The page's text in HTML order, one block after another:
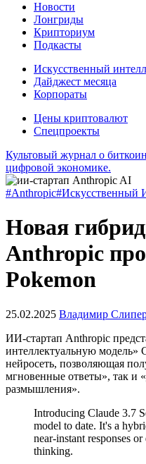
Новости
Лонгриды
Крипториум
Подкасты
Искусственный
Дайджест месяца
Корпораты
Цены криптовалют
Спецпроекты
Культовый журнал о
цифровой экономике.
#Anthropic#Искусственный
Новая
Anthropic
Pokemon
25.02.2025 Владимир
ИИ-стартап Anthropic
интеллектуальную модель»
нейросеть, позволяющая
мгновенные ответы», так и
размышления».
Introducing Claude 3.7
model to date. It's a
near-instant responses
thinking.